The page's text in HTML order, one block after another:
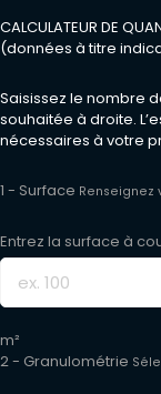
CALCULATEUR DE
(données à titre
Saisissez le nombre
souhaitée à droite.
nécessaires à votre
1 - Surface Renseignez
Entrez la surface à
m²
2 - Granulométrie